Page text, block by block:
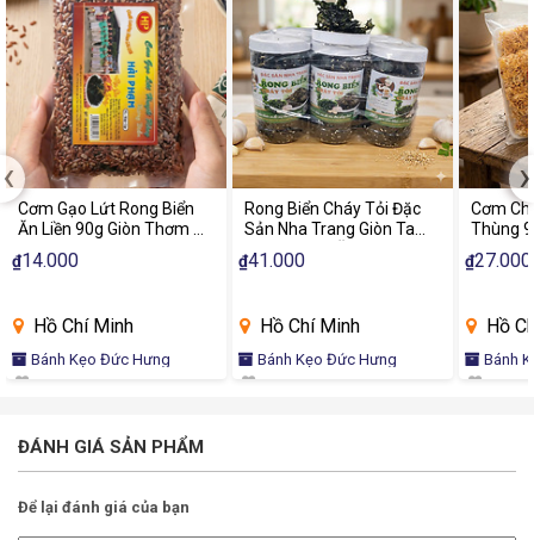
Cơm Gạo Lứt Rong Biển
Ăn Liền 90g Giòn Thơm Ăn
Vặt Healthy Dinh Dưỡng
₫14.000
Hồ Chí Minh
Bánh Kẹo Đức Hưng
Rong Biển Cháy Tỏi Đặc
Sản Nha Trang Giòn Tan
Thơm Ngon Ăn Liền
₫41.000
Hồ Chí Minh
Bánh Kẹo Đức Hưng
Cơm
Thùng
Chà
Chính
₫27.000
Hồ
Bánh
‹ ›
ĐÁNH GIÁ SẢN PHẨM
Để lại đánh giá của bạn